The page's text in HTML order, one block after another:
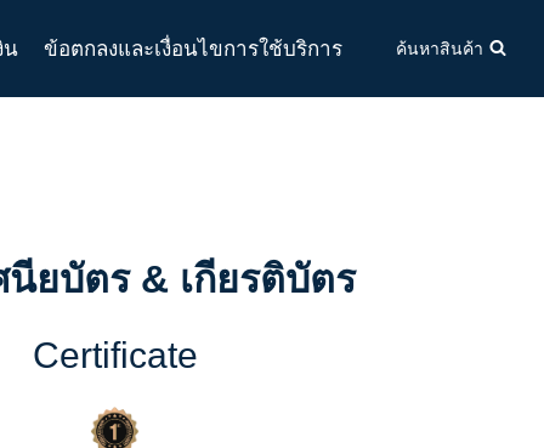
น ข้อตกลงและเงื่อนไขการใช้บริการ ค้นหาสินค้า
นียบัตร & เกียรติบัตร
Certificate